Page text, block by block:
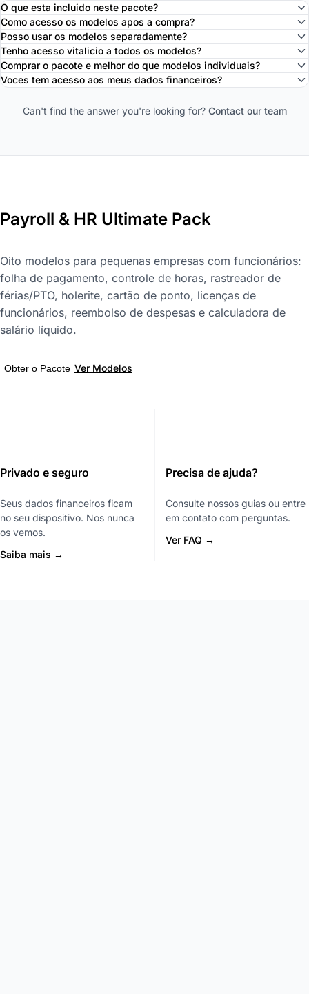
O que esta incluido neste pacote?
Como acesso os modelos apos a compra?
Posso usar os modelos separadamente?
Tenho acesso vitalicio a todos os modelos?
Comprar o pacote e melhor do que modelos individuais?
Voces tem acesso aos meus dados financeiros?
Can't find the answer you're looking for? Contact our team
Payroll & HR Ultimate Pack
Oito modelos para pequenas empresas com funcionários:
folha de pagamento, controle de horas, rastreador de
férias/PTO, holerite, cartão de ponto, licenças de
funcionários, reembolso de despesas e calculadora de
salário líquido.
Obter o Pacote Ver Modelos
Privado e seguro
Seus dados financeiros ficam
no seu dispositivo. Nos nunca
os vemos.
Saiba mais →
Precisa de ajuda?
Consulte nossos guias ou entre
em contato com perguntas.
Ver FAQ →